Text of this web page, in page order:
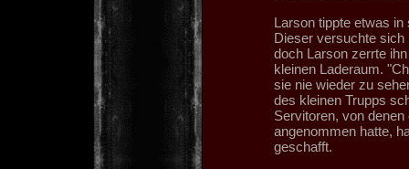
Larson tippte etwas
Dieser versuchte sich
doch Larson zerrte
kleinen Laderaum.
sie nie wieder zu
des kleinen Trupps
Servitoren, von
angenommen hatte,
geschafft.